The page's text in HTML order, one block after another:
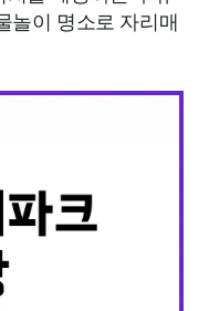
놀이 명소로 자리매